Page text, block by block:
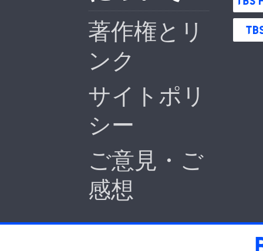
著作権とリ
ンク
サイトポリ
シー
ご意見・ご
感想